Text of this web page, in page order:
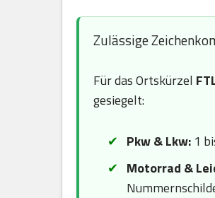
Zulässige
Für das Ortskürzel
gesiegelt:
Pkw & Lkw: 1
Motorrad &